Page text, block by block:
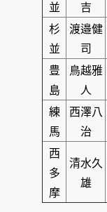
並
吉
杉
並
渡邉健
司
豊
島
鳥越雅
人
練
馬
西澤八
治
西
多
摩
清水久
雄